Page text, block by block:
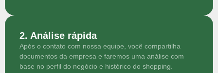
2. Análise rápida
Após o contato com nossa equipe, você compartilha
documentos da empresa e faremos uma análise com
base no perfil do negócio e histórico do shopping.